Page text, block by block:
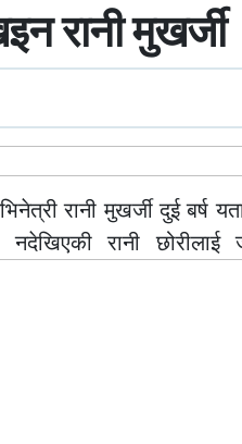
रानी मुखर्जी
रानी मुखर्जी दुई बर्ष
नदेखिएकी रानी